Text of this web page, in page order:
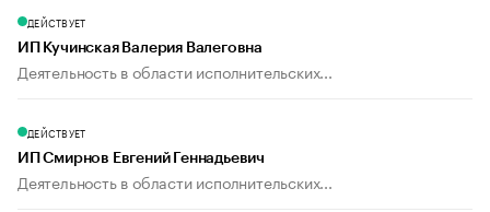
ДЕЙСТВУЕТ
ИП Кучинская Валерия Валеговна
Деятельность в области исполнительских...
ДЕЙСТВУЕТ
ИП Смирнов Евгений Геннадьевич
Деятельность в области исполнительских...